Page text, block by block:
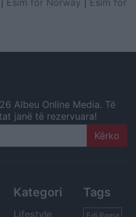
Albeu Online Media. Të
janë të rezervuara!
Kategori
Lifestyle
Tags
Edi Rama